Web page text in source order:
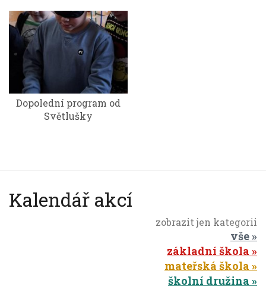
Dopolední program od
Světlušky
Kalendář akcí
zobrazit jen kategorii
vše
základní škola
mateřská škola
školní družina